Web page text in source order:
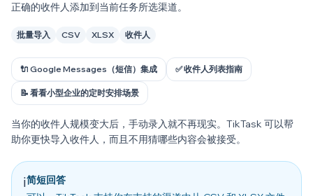
正确的收件人添加到当前任务所选渠道。
批量导入 CSV XLSX 收件人
🔌 Google Messages（短信）集成 ✅ 收件人列表指南
📝 看看小型企业的定时安排场景
当你的收件人规模变大后，手动录入就不再现实。TikTask 可以帮
助你更快导入收件人，而且不用猜哪些内容会被接受。
ℹ️简短回答